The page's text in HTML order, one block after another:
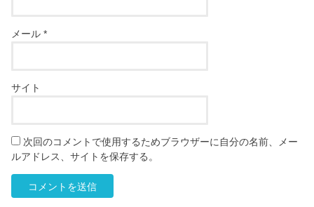
メール*
サイト
次回のコメントで使用するためブラウザーに自分の名前、メー
ルアドレス、サイトを保存する。